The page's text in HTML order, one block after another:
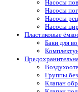
Насосы
Насосы
Насосы
Насосы
Пластиковые
Баки для
Группы
Клапан